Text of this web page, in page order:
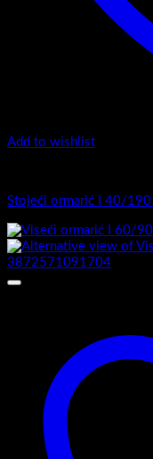
Add to wishlist
Stojeći ormarić I 40/